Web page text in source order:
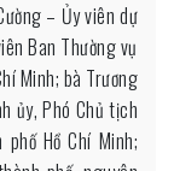
– Ủy viên dự
Ban Thường vụ
Minh; bà Trương
ủy, Phó Chủ tịch
Hồ Chí Minh;